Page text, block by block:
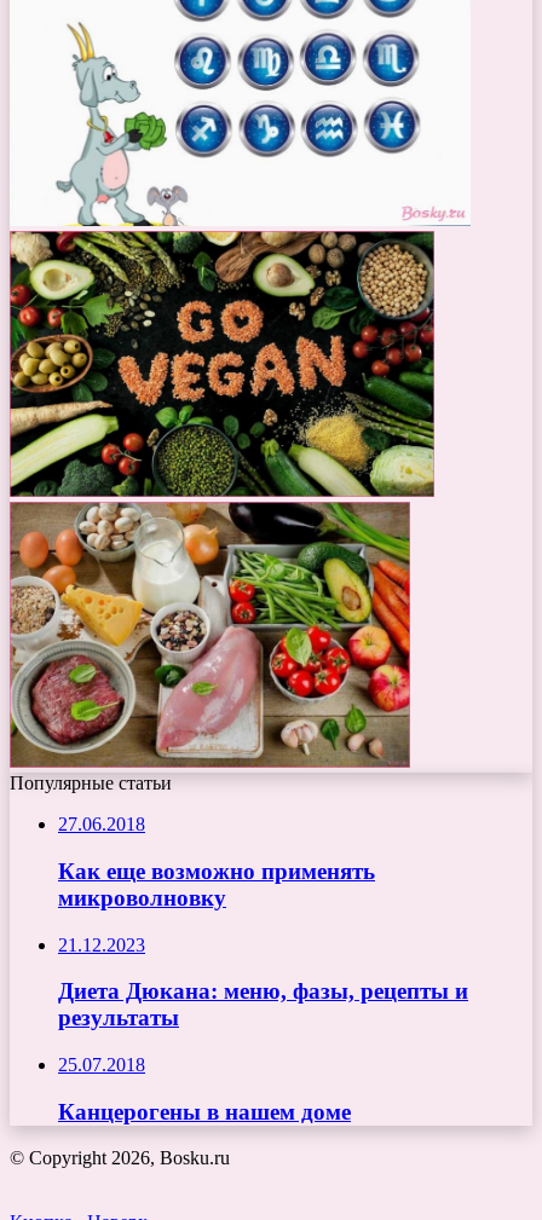
Популярные статьи
27.06.2018
Как еще возможно применять
микроволновку
21.12.2023
Диета Дюкана: меню, фазы, рецепты и
результаты
25.07.2018
Канцерогены в нашем доме
© Copyright 2026, Bosku.ru